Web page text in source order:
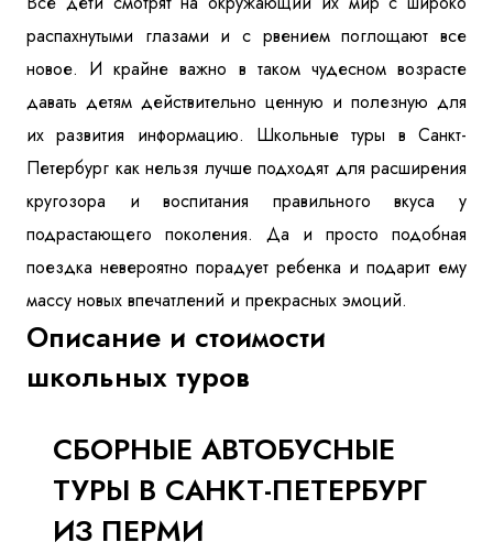
распахнутыми глазами и с рвением поглощают все
новое. И крайне важно в таком чудесном возрасте
давать детям действительно ценную и полезную для
их развития информацию. Школьные туры в Санкт-
Петербург как нельзя лучше подходят для расширения
кругозора и воспитания правильного вкуса у
подрастающего поколения. Да и просто подобная
поездка невероятно порадует ребенка и подарит ему
массу новых впечатлений и прекрасных эмоций.
Описание и стоимости
школьных туров
СБОРНЫЕ АВТОБУСНЫЕ
ТУРЫ В САНКТ-ПЕТЕРБУРГ
ИЗ ПЕРМИ
Куда бы Вы хотели отправиться?
Я даю согласие на обработку персональных данныхи
ознакомлен с политикой компании в отношении
обработки персональных данных
Отправить